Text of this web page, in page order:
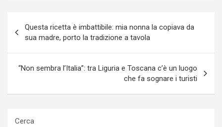
articoli
Questa ricetta è imbattibile: mia nonna la copiava da
sua madre, porto la tradizione a tavola
“Non sembra l’Italia”: tra Liguria e Toscana c’è un luogo
che fa sognare i turisti
Cerca